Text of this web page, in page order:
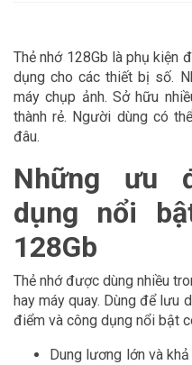
Thẻ nhớ 128Gb là phụ kiện
dụng cho các thiết bị số.
máy chụp ảnh. Sở hữu
thành rẻ. Người dùng có
đâu.
Những ưu
dụng nổi
128Gb
Thẻ nhớ được dùng nhiều
hay máy quay. Dùng để lưu
điểm và công dụng nổi bật
Dung lương lớn và